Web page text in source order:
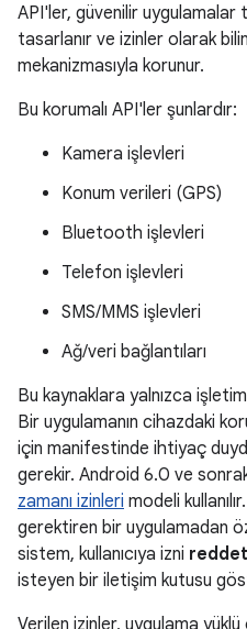
API'ler, güvenilir uygulamalar
tasarlanır ve izinler olarak
mekanizmasıyla korunur.
Bu korumalı API'ler şunlardır:
Kamera işlevleri
Konum verileri (GPS)
Bluetooth işlevleri
Telefon işlevleri
SMS/MMS işlevleri
Ağ/veri bağlantıları
Bu kaynaklara yalnızca
Bir uygulamanın cihazdaki
için manifestinde ihtiyaç
gerekir. Android 6.0 ve
zamanı izinleri modeli
gerektiren bir uygulamadan
sistem, kullanıcıya izni
isteyen bir iletişim kutusu
Verilen izinler, uygulama